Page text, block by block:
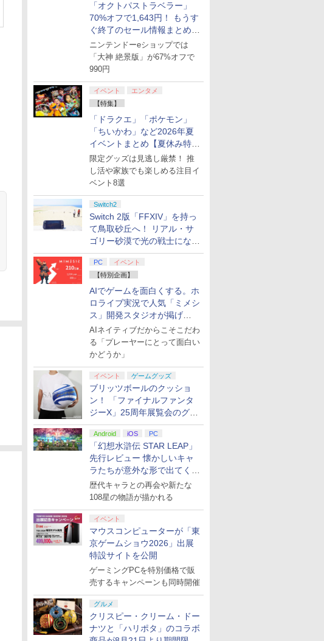
「オクトパストラベラー」
70%オフで1,643円！ もうす
ぐ終了のセール情報まとめ
【8月8日更新】
ニンテンドーeショップでは
「大神 絶景版」が67%オフで
990円
イベント
エンタメ
【特集】
「ドラクエ」「ポケモン」
「ちいかわ」など2026年夏
イベントまとめ【夏休み特
集】
限定グッズは見逃し厳禁！ 推
し活や家族でも楽しめる注目イ
ベント8選
Switch2
Switch 2版「FFXIV」を持っ
て鳥取砂丘へ！ リアル・サ
ゴリー砂漠で光の戦士になっ
てみた
PC
イベント
【特別企画】
AIでゲームを面白くする。ホ
ロライブ実況で人気「ミメシ
ス」開発スタジオが掲げ
る“AI活用の信念”とは？【講
演レポート】
AIネイティブだからこそこだわ
る「プレーヤーにとって面白い
かどうか」
イベント ゲームグッズ
ブリッツボールのクッショ
ン！ 「ファイナルファンタ
ジーX」25周年展覧会のグッ
ズ情報が公開
Android iOS PC
「幻想水滸伝 STAR LEAP」
先行レビュー 懐かしいキャ
ラたちが意外な形で出てくる
シリーズ完全新作！
歴代キャラとの再会や新たな
108星の物語が描かれる
イベント
マウスコンピューターが「東
京ゲームショウ2026」出展
特設サイトを公開
ゲーミングPCを特別価格で販
売するキャンペーンも同時開催
グルメ
クリスピー・クリーム・ドー
ナツと「ハリポタ」のコラボ